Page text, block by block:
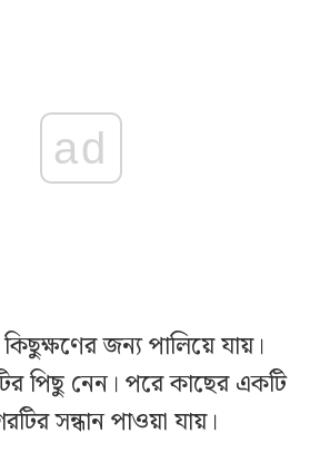
ad
জন্য পালিয়ে যায়।
পিছু নেন। পরে কাছের একটি
সন্ধান পাওয়া যায়।